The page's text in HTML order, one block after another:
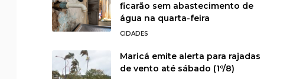
ficarão sem abastecimento de
água na quarta-feira
CIDADES
Maricá emite alerta para rajadas
de vento até sábado (1º/8)